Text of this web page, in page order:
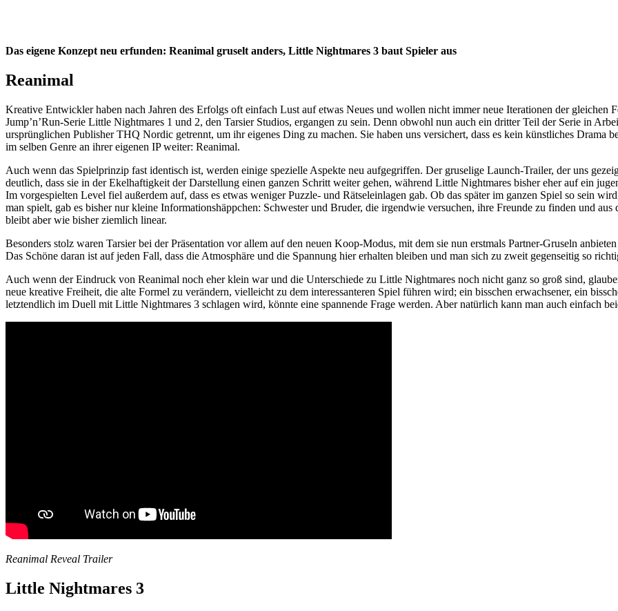
Das eigene Konzept neu erfunden: Reanimal gruselt anders, Little Nightmares 3 baut Spieler aus
Reanimal
Kreative Entwickler haben nach Jahren des Erfolgs oft einfach Lust auf etwas Neues und wollen nicht immer neue Iterationen der gleichen
Jump’n’Run-Serie Little Nightmares 1 und 2, den Tarsier Studios, ergangen zu sein. Denn obwohl nun auch ein dritter Teil der Serie in
ursprünglichen Publisher THQ Nordic getrennt, um ihr eigenes Ding zu machen. Sie haben uns versichert, dass es kein künstliches Drama
im selben Genre an ihrer eigenen IP weiter: Reanimal.
Auch wenn das Spielprinzip fast identisch ist, werden einige spezielle Aspekte neu aufgegriffen. Der gruselige Launch-Trailer, der uns
deutlich, dass sie in der Ekelhaftigkeit der Darstellung einen ganzen Schritt weiter gehen, während Little Nightmares bisher eher auf ein
Im vorgespielten Level fiel außerdem auf, dass es etwas weniger Puzzle- und Rätseleinlagen gab. Ob das später im ganzen Spiel so sein
man spielt, gab es bisher nur kleine Informationshäppchen: Schwester und Bruder, die irgendwie versuchen, ihre Freunde zu finden und
bleibt aber wie bisher ziemlich linear.
Besonders stolz waren Tarsier bei der Präsentation vor allem auf den neuen Koop-Modus, mit dem sie nun erstmals Partner-Gruseln
Das Schöne daran ist auf jeden Fall, dass die Atmosphäre und die Spannung hier erhalten bleiben und man sich zu zweit gegenseitig so
Auch wenn der Eindruck von Reanimal noch eher klein war und die Unterschiede zu Little Nightmares noch nicht ganz so groß sind,
neue kreative Freiheit, die alte Formel zu verändern, vielleicht zu dem interessanteren Spiel führen wird; ein bisschen erwachsener, ein
letztendlich im Duell mit Little Nightmares 3 schlagen wird, könnte eine spannende Frage werden. Aber natürlich kann man auch einfach
Reanimal Reveal Trailer
Little Nightmares 3